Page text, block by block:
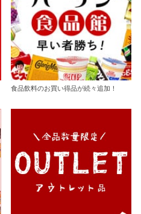
食品飲料のお買い得品が続々追加！